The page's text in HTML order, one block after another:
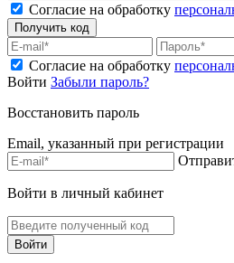
Согласие на обработку
Согласие на обработку
Войти Забыли пароль?
Восстановить пароль
Email, указанный при регистрации
Войти в личный кабинет